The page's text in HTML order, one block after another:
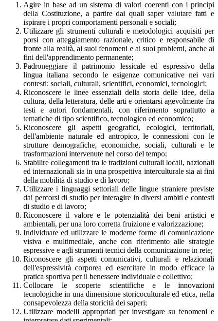
Agire in base ad un sistema di valori coerenti con i principi
della Costituzione, a partire dai quali saper valutare fatti e
ispirare i propri comportamenti personali e sociali;
Utilizzare gli strumenti culturali e metodologici acquisiti per
porsi con atteggiamento razionale, critico e responsabile di
fronte alla realtà, ai suoi fenomeni e ai suoi problemi, anche ai
fini dell'apprendimento permanente;
Padroneggiare il patrimonio lessicale ed espressivo della
lingua italiana secondo le esigenze comunicative nei vari
contesti: sociali, culturali, scientifici, economici, tecnologici;
Riconoscere le linee essenziali della storia delle idee, della
cultura, della letteratura, delle arti e orientarsi agevolmente fra
testi e autori fondamentali, con riferimento soprattutto a
tematiche di tipo scientifico, tecnologico ed economico;
Riconoscere gli aspetti geografici, ecologici, territoriali,
dell'ambiente naturale ed antropico, le connessioni con le
strutture demografiche, economiche, sociali, culturali e le
trasformazioni intervenute nel corso del tempo;
Stabilire collegamenti tra le tradizioni culturali locali, nazionali
ed internazionali sia in una prospettiva interculturale sia ai fini
della mobilità di studio e di lavoro;
Utilizzare i linguaggi settoriali delle lingue straniere previste
dai percorsi di studio per interagire in diversi ambiti e contesti
di studio e di lavoro;
Riconoscere il valore e le potenzialità dei beni artistici e
ambientali, per una loro corretta fruizione e valorizzazione;
Individuare ed utilizzare le moderne forme di comunicazione
visiva e multimediale, anche con riferimento alle strategie
espressive e agli strumenti tecnici della comunicazione in rete;
Riconoscere gli aspetti comunicativi, culturali e relazionali
dell'espressività corporea ed esercitare in modo efficace la
pratica sportiva per il benessere individuale e collettivo;
Collocare le scoperte scientifiche e le innovazioni
tecnologiche in una dimensione storicoculturale ed etica, nella
consapevolezza della storicità dei saperi;
Utilizzare modelli appropriati per investigare su fenomeni e